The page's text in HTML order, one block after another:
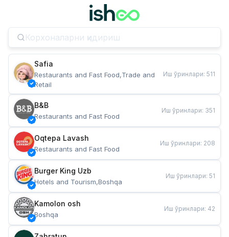
Safia
Restaurants and Fast Food,Trade and
Retail
Иш ўринлари: 511
B&B
Restaurants and Fast Food
Иш ўринлари: 351
Oqtepa Lavash
Restaurants and Fast Food
Иш ўринлари: 208
Burger King Uzb
Hotels and Tourism,Boshqa
Иш ўринлари: 51
Kamolon osh
Boshqa
Иш ўринлари: 42